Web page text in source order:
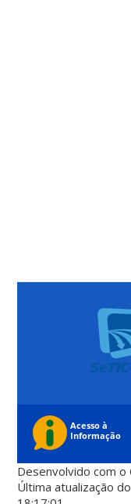
Desenvolvido com
Última atualização